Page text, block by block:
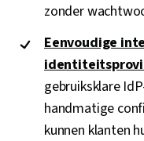
zonder
Eenvoudige
gebruiksklare
handmatige
kunnen klanten